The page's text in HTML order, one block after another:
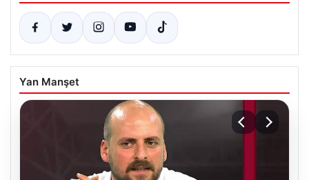
Yan Manşet